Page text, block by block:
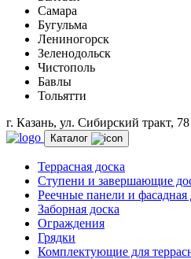
Самара
Бугульма
Лениногорск
Зеленодольск
Чистополь
Бавлы
Тольятти
г. Казань, ул. Сибирский тракт, 78
Каталог
Террасная доска
Ступени и завершающие
Реечные панели и фасадная
Заборная доска
Ограждения
Грядки
Комплектующие для